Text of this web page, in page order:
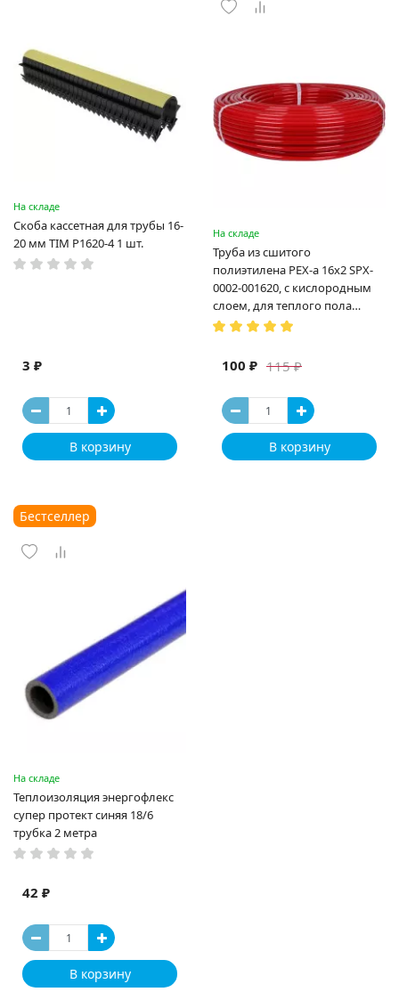
На складе
Скоба кассетная для трубы 16-
20 мм TIM P1620-4 1 шт.
3 ₽
В корзину
На складе
Труба из сшитого
полиэтилена PEX-a 16х2 SPX-
0002-001620, с кислородным
слоем, для теплого пола
(Испания)
115 ₽
100 ₽
В корзину
Бестселлер
На складе
Теплоизоляция энергофлекс
супер протект синяя 18/6
трубка 2 метра
42 ₽
В корзину